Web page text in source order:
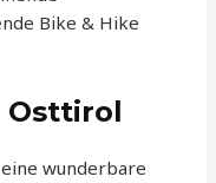
Bike & Hike
Osttirol
wunderbare